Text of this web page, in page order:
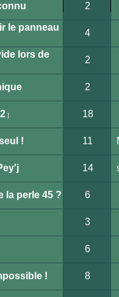
2
le panneau
4
lors de
2
2
2] 18
! 11
14
la perle 45 ? 6
3
6
! 8